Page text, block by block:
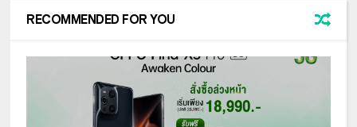
RECOMMENDED FOR YOU